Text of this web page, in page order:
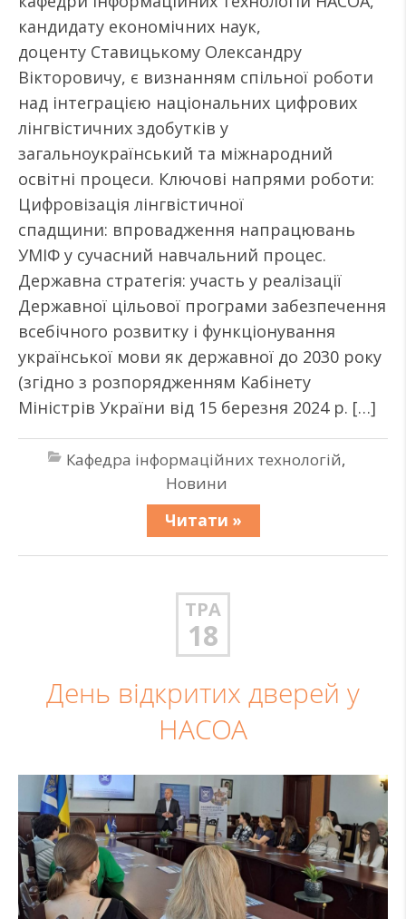
кандидату економічних наук,
доценту Ставицькому Олександру
Вікторовичу, є визнанням спільної роботи
над інтеграцією національних цифрових
лінгвістичних здобутків у
загальноукраїнський та міжнародний
освітні процеси. Ключові напрями роботи:
Цифровізація лінгвістичної
спадщини: впровадження напрацювань
УМІФ у сучасний навчальний процес.
Державна стратегія: участь у реалізації
Державної цільової програми забезпечення
всебічного розвитку і функціонування
української мови як державної до 2030 року
(згідно з розпорядженням Кабінету
Міністрів України від 15 березня 2024 р. […]
Кафедра інформаційних технологій,
Новини
Читати »
ТРА
18
День відкритих дверей у
НАСОА